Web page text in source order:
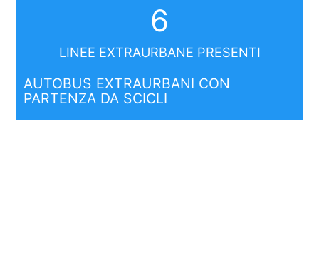
6
LINEE EXTRAURBANE PRESENTI
AUTOBUS EXTRAURBANI CON
PARTENZA DA SCICLI